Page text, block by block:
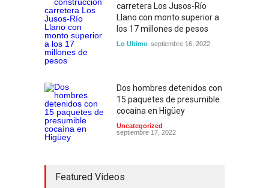
carretera Los Jusos-Río
Llano con monto superior a
los 17 millones de pesos
Lo Ultimo septiembre 16, 2022
Dos hombres detenidos con
15 paquetes de presumible
cocaína en Higüey
Uncategorized
septiembre 17, 2022
Featured Videos